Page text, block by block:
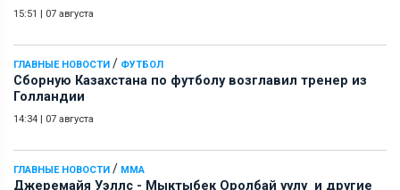
15:51 | 07 августа
ГЛАВНЫЕ НОВОСТИ / ФУТБОЛ
Сборную Казахстана по футболу возглавил тренер из
Голландии
14:34 | 07 августа
ГЛАВНЫЕ НОВОСТИ / ММА
Джеремайя Уэллс - Мыктыбек Оролбай уулу и другие